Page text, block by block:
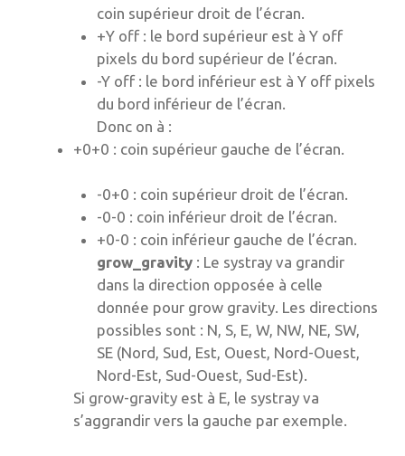
coin supérieur droit de l’écran.
+Y off : le bord supérieur est à Y off
pixels du bord supérieur de l’écran.
-Y off : le bord inférieur est à Y off pixels
du bord inférieur de l’écran.
Donc on à :
+0+0 : coin supérieur gauche de l’écran.
-0+0 : coin supérieur droit de l’écran.
-0-0 : coin inférieur droit de l’écran.
+0-0 : coin inférieur gauche de l’écran.
grow_gravity : Le systray va grandir
dans la direction opposée à celle
donnée pour grow gravity. Les directions
possibles sont : N, S, E, W, NW, NE, SW,
SE (Nord, Sud, Est, Ouest, Nord-Ouest,
Nord-Est, Sud-Ouest, Sud-Est).
Si grow-gravity est à E, le systray va
s’aggrandir vers la gauche par exemple.